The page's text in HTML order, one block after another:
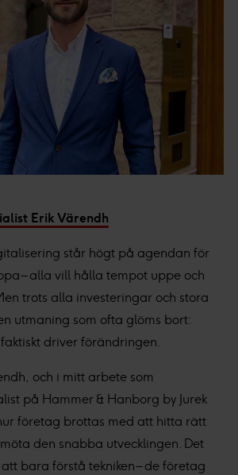
Erik Värendh
står högt på agendan för
– alla vill hålla tempot uppe och
trots alla investeringar och stora
utmaning som ofta glöms bort:
driver förändringen.
och i mitt arbete som
på Hammer & Hanborg by Jurek
företag brottas med att hitta rätt
den snabba utvecklingen. Det
bara förstå tekniken – de företag